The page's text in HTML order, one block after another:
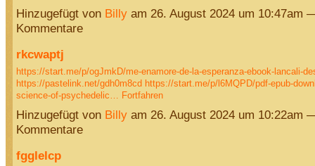
Hinzugefügt von Billyam 26. August 2024 um 10:47am
Kommentare
rkcwaptj
https://start.me/p/ogJmkD/me-enamore-de-la-esperanza-ebook-lancali-
https://pastelink.net/gdh0m8cd https://start.me/p/l6MQPD/pdf-epub-
science-of-psychedelic…
Fortfahren
Hinzugefügt von Billyam 26. August 2024 um 10:22am
Kommentare
fgglelcp